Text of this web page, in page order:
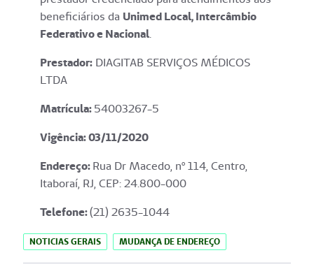
beneficiários da Unimed Local, Intercâmbio
Federativo e Nacional.
Prestador: DIAGITAB SERVIÇOS MÉDICOS
LTDA
Matrícula:54003267-5
Vigência: 03/11/2020
Endereço:Rua Dr Macedo, nº 114, Centro,
Itaboraí, RJ, CEP: 24.800-000
Telefone:(21) 2635-1044
NOTICIAS GERAIS MUDANÇA DE ENDEREÇO